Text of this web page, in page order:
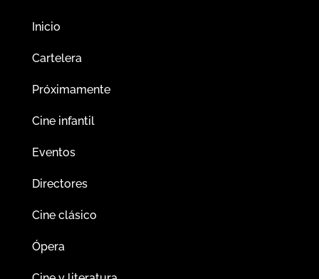
Inicio
Cartelera
Próximamente
Cine infantil
Eventos
Directores
Cine clásico
Ópera